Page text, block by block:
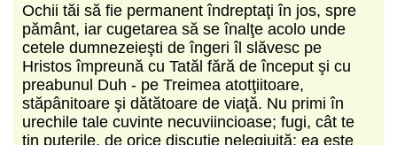
Ochii tăi să fie permanent îndreptaţi în jos, spre
pământ, iar cugetarea să se înalţe acolo unde
cetele dumnezeieşti de îngeri îl slăvesc pe
Hristos împreună cu Tatăl fără de început şi cu
preabunul Duh - pe Treimea atotţiitoare,
stăpânitoare şi dătătoare de viaţă. Nu primi în
urechile tale cuvinte necuviincioase; fugi, cât te
ţin puterile, de orice discuţie nelegiuită; ea este